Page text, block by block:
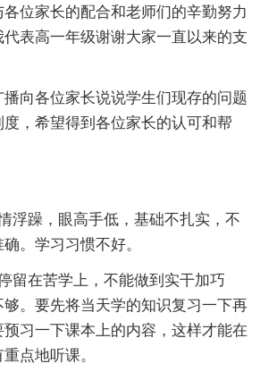
位家长的配合和老师们的辛勤努力
表高一年级谢谢大家一直以来的支
向各位家长说说学生们现存的问题
，希望得到各位家长的认可和帮
浮躁，眼高手低，基础不扎实，不
。学习习惯不好。
留在苦学上，不能做到实干加巧
。要先将当天学的知识复习一下再
习一下课本上的内容，这样才能在
点地听课。